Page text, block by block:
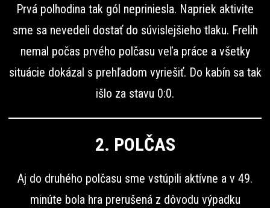
Prvá polhodina tak gól nepriniesla. Napriek aktivite
sme sa nevedeli dostať do súvislejšieho tlaku. Frelih
nemal počas prvého polčasu veľa práce a všetky
situácie dokázal s prehľadom vyriešiť. Do kabín sa tak
išlo za stavu 0:0.
2. POLČAS
Aj do druhého polčasu sme vstúpili aktívne a v 49.
minúte bola hra prerušená z dôvodu výpadku